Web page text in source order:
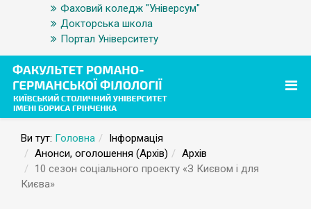
Фаховий коледж "Універсум"
Докторська школа
Портал Університету
Ви тут: Головна
Інформація
Анонси, оголошення (Архів)
Архів
10 сезон соціального проекту «З Києвом і для
Києва»